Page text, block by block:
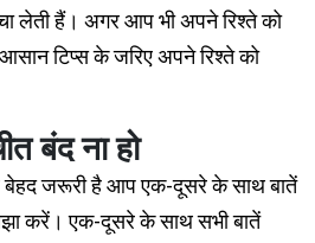
लेती हैं। अगर आप भी अपने रिश्ते को
आसान टिप्स के जरिए अपने रिश्ते को
बंद ना हो
बेहद जरूरी है आप एक-दूसरे के साथ बातें
करें। एक-दूसरे के साथ सभी बातें